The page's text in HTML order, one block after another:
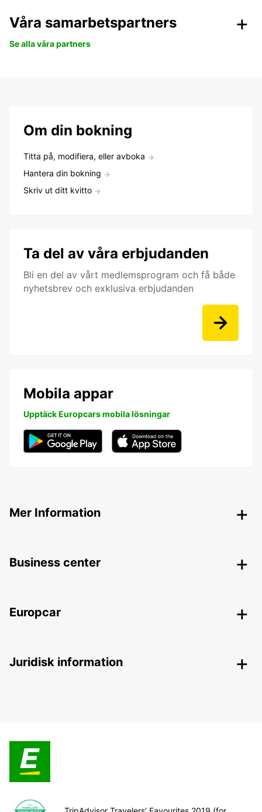
Våra samarbetspartners
Se alla våra partners
Om din bokning
Titta på, modifiera, eller avboka
Hantera din bokning
Skriv ut ditt kvitto
Ta del av våra erbjudanden
Bli en del av vårt medlemsprogram och få både
nyhetsbrev och exklusiva erbjudanden
Mobila appar
Upptäck Europcars mobila lösningar
Mer Information
Business center
Europcar
Juridisk information